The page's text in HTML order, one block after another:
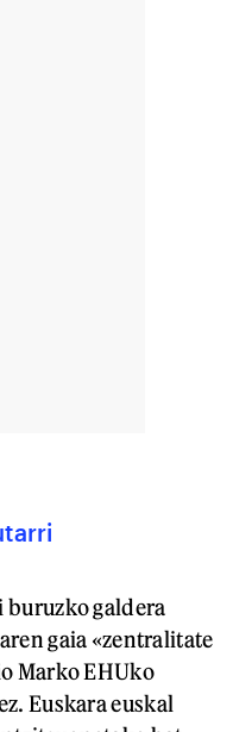
buruzko galdera
gaia «zentralitate
Marko EHUko
Euskara euskal